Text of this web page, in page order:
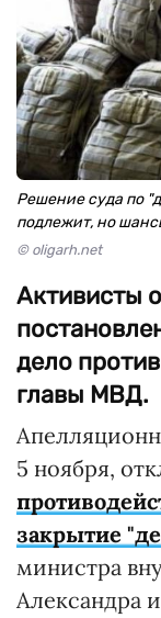
Решение суда по
подлежит, но
© oligarh.net
Активисты
дело
главы МВД.
5 ноября,
закрытие
министра
Александра